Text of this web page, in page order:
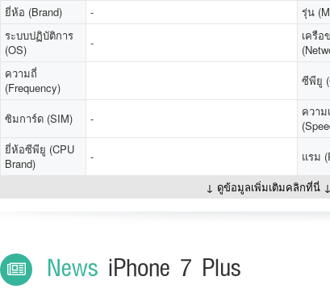
ยี่ห้อ (Brand) -
รุ่น
ระบบปฏิบัติการ
(OS)
-
เครือ
ความถี่
(Frequency)
ซีพียู
ซิมการ์ด (SIM) -
ความ
ยี่ห้อซีพียู (CPU
Brand)
-
แรม
↓ ดูข้อมูลเพิ่มเติมคลิกที่นี่
News iPhone 7 Plus